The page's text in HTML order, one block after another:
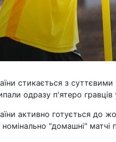
стикається з
одразу п'ятеро гравців у
активно готується до
номінально "домашні" матчі